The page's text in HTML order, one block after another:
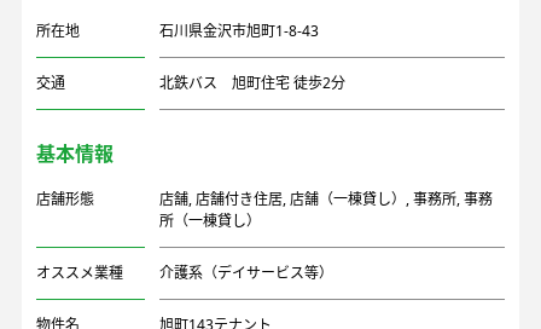
所在地 石川県金沢市旭町1-8-43
交通 北鉄バス 旭町住宅 徒歩2分
基本情報
店舗形態 店舗,店舗付き住居,店舗（一棟貸し） ,事務所,事務
所（一棟貸し）
オススメ業種 介護系（デイサービス等）
物件名 旭町143テナント